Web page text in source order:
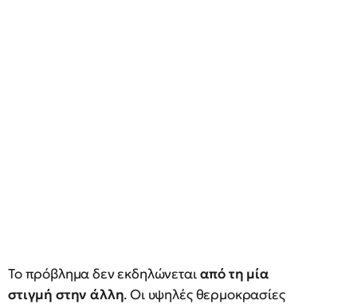
Το πρόβλημα δεν εκδηλώνεταιαπό τη μία
στιγμή στην άλλη. Οι υψηλές θερμοκρασίες